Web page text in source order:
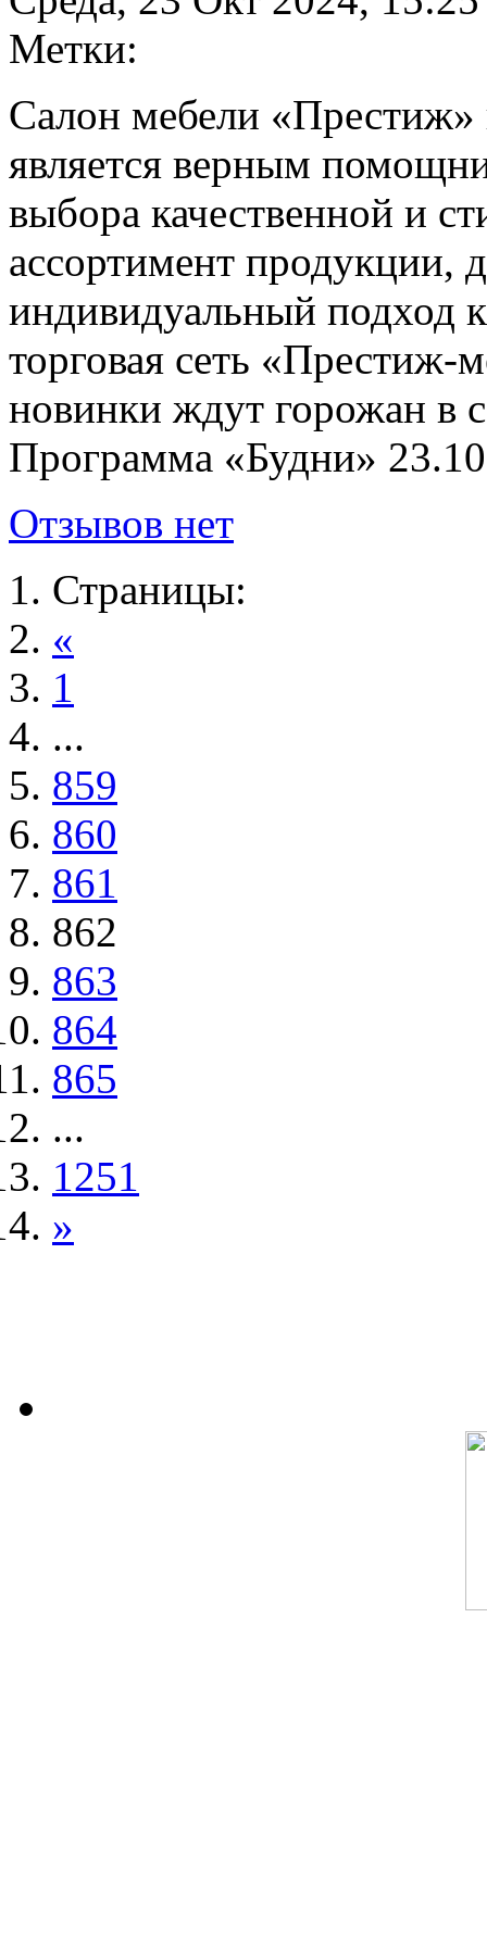
Метки:
Салон мебели
является верным
выбора качественной и
ассортимент продукции,
индивидуальный подход
торговая сеть «Престиж-
новинки ждут горожан в
Программа «Будни»
Отзывов нет
Страницы:
«
1
...
859
860
861
862
863
864
865
...
1251
»